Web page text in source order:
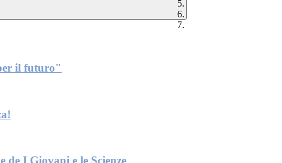
il futuro"
I Giovani e le Scienze